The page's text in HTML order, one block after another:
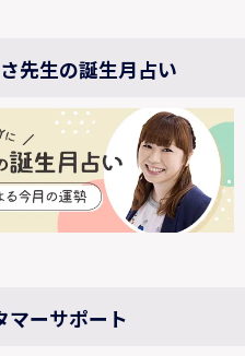
先生の誕生月占い
マーサポート